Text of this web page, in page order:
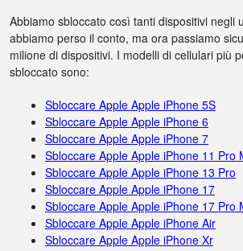
Abbiamo sbloccato così tanti dispositivi negli
abbiamo perso il conto, ma ora passiamo
milione di dispositivi. I modelli di cellulari più
sbloccato sono:
Sbloccare Apple Apple iPhone 5S
Sbloccare Apple Apple iPhone 6
Sbloccare Apple Apple iPhone 7
Sbloccare Apple Apple iPhone 11 Pro
Sbloccare Apple Apple iPhone 13 Pro
Sbloccare Apple Apple iPhone 17
Sbloccare Apple Apple iPhone 17 Pro
Sbloccare Apple Apple iPhone Air
Sbloccare Apple Apple iPhone Xr